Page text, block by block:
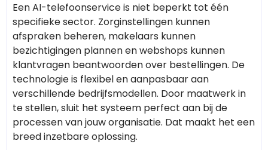
Een AI-telefoonservice is niet beperkt tot één
specifieke sector. Zorginstellingen kunnen
afspraken beheren, makelaars kunnen
bezichtigingen plannen en webshops kunnen
klantvragen beantwoorden over bestellingen. De
technologie is flexibel en aanpasbaar aan
verschillende bedrijfsmodellen. Door maatwerk in
te stellen, sluit het systeem perfect aan bij de
processen van jouw organisatie. Dat maakt het een
breed inzetbare oplossing.